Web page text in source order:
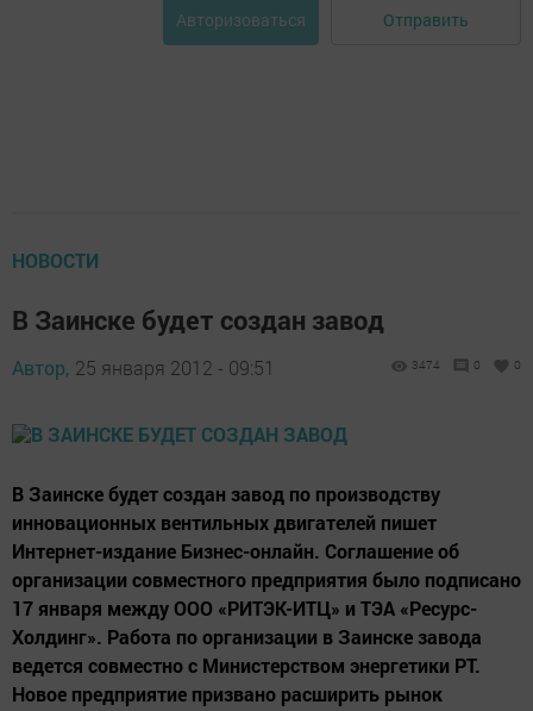
Авторизоваться Отправить
НОВОСТИ
В Заинске будет создан завод
Автор, 25 января 2012 - 09:51 3474 0 0
В Заинске будет создан завод по производству
инновационных вентильных двигателей пишет
Интернет-издание Бизнес-онлайн. Соглашение об
организации совместного предприятия было подписано
17 января между ООО «РИТЭК-ИТЦ» и ТЭА «Ресурс-
Холдинг». Работа по организации в Заинске завода
ведется совместно с Министерством энергетики РТ.
Новое предприятие призвано расширить рынок